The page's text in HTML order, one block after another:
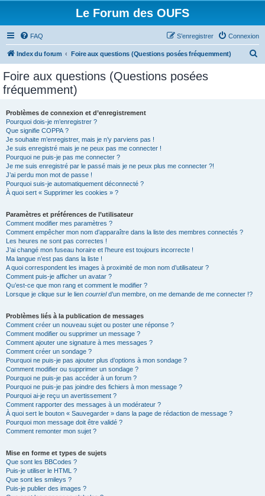
Le Forum des OUFS
FAQ Connexion
S’enregistrer
Index du forum Foire aux questions (Questions posées fréquemment)
Foire aux questions (Questions posées
fréquemment)
Problèmes de connexion et d’enregistrement
Pourquoi dois-je m’enregistrer ?
Que signifie COPPA ?
Je souhaite m’enregistrer, mais je n’y parviens pas !
Je suis enregistré mais je ne peux pas me connecter !
Pourquoi ne puis-je pas me connecter ?
Je me suis enregistré par le passé mais je ne peux plus me connecter ?!
J’ai perdu mon mot de passe !
Pourquoi suis-je automatiquement déconnecté ?
À quoi sert « Supprimer les cookies » ?
Paramètres et préférences de l’utilisateur
Comment modifier mes paramètres ?
Comment empêcher mon nom d’apparaître dans la liste des membres connectés ?
Les heures ne sont pas correctes !
J’ai changé mon fuseau horaire et l’heure est toujours incorrecte !
Ma langue n’est pas dans la liste !
A quoi correspondent les images à proximité de mon nom d’utilisateur ?
Comment puis-je afficher un avatar ?
Qu’est-ce que mon rang et comment le modifier ?
Lorsque je clique sur le lien courrield’un membre, on me demande de me connecter !?
Problèmes liés à la publication de messages
Comment créer un nouveau sujet ou poster une réponse ?
Comment modifier ou supprimer un message ?
Comment ajouter une signature à mes messages ?
Comment créer un sondage ?
Pourquoi ne puis-je pas ajouter plus d’options à mon sondage ?
Comment modifier ou supprimer un sondage ?
Pourquoi ne puis-je pas accéder à un forum ?
Pourquoi ne puis-je pas joindre des fichiers à mon message ?
Pourquoi ai-je reçu un avertissement ?
Comment rapporter des messages à un modérateur ?
À quoi sert le bouton « Sauvegarder » dans la page de rédaction de message ?
Pourquoi mon message doit être validé ?
Comment remonter mon sujet ?
Mise en forme et types de sujets
Que sont les BBCodes ?
Puis-je utiliser le HTML ?
Que sont les smileys ?
Puis-je publier des images ?